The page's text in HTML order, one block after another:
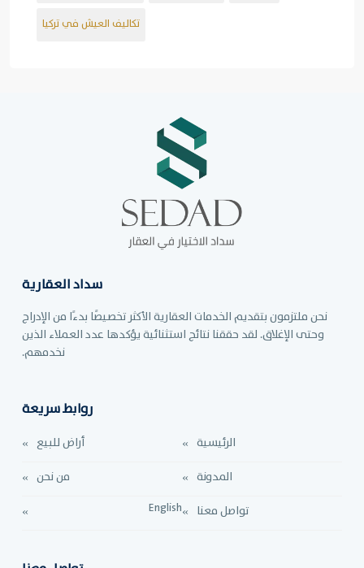
تكاليف العيش في تركيا
سداد العقارية
نحن ملتزمون بتقديم الخدمات العقارية الأكثر تخصيصًا بدءًا من الإدراج
وحتى الإغلاق. لقد حققنا نتائج استثنائية يؤكدها عدد العملاء الذين
نخدمهم.
روابط سريعة
الرئيسية
أراض للبيع
المدونة
من نحن
تواصل معنا
English